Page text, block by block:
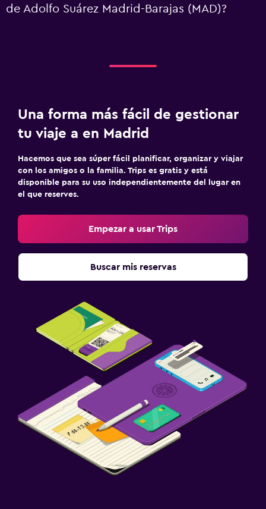
de Adolfo Suárez Madrid-Barajas (MAD)?
Una forma más fácil de gestionar
tu viaje a en Madrid
Hacemos que sea súper fácil planificar, organizar y viajar
con los amigos o la familia. Trips es gratis y está
disponible para su uso independientemente del lugar en
el que reserves.
Empezar a usar Trips
Buscar mis reservas